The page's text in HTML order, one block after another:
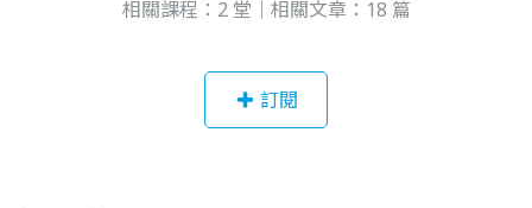
相關課程：2 堂｜相關文章：18 篇
訂閱